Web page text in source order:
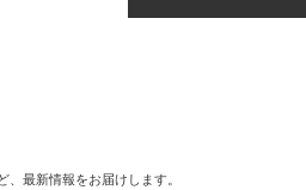
最新情報をお届けします。